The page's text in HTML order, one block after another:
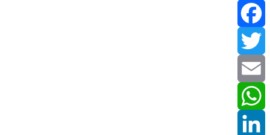
Facebook
Twitter
Email
WhatsApp